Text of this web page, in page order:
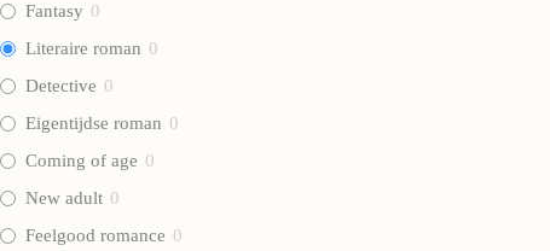
Fantasy 0
Literaire roman 0
Detective 0
Eigentijdse roman 0
Coming of age 0
New adult 0
Feelgood romance 0